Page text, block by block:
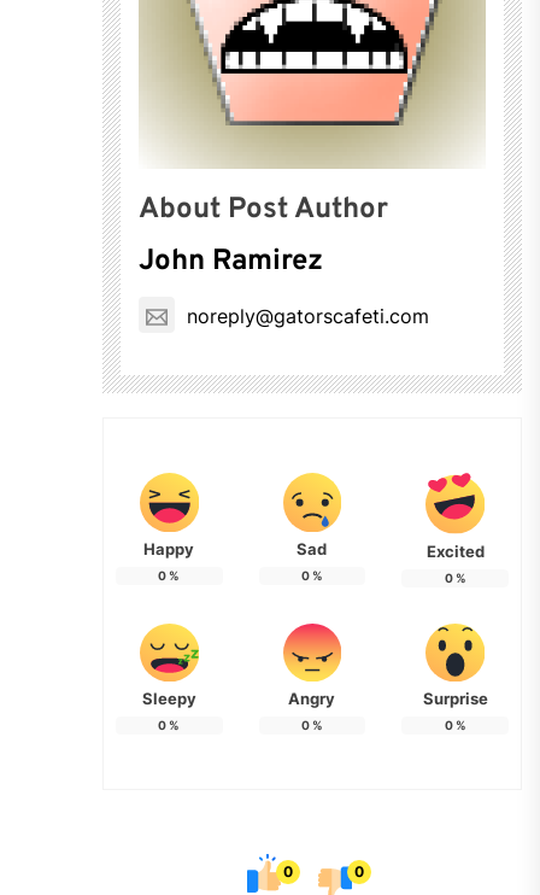
About Post Author
John Ramirez
noreply@gatorscafeti.com
Happy
0%
Sad
0%
Excited
0%
Sleepy
0%
Angry
0%
Surprise
0%
0 0